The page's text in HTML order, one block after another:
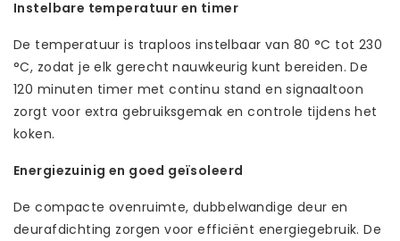
Instelbare temperatuur en timer
De temperatuur is traploos instelbaar van 80 °C tot 230
°C, zodat je elk gerecht nauwkeurig kunt bereiden. De
120 minuten timer met continu stand en signaaltoon
zorgt voor extra gebruiksgemak en controle tijdens het
koken.
Energiezuinig en goed geïsoleerd
De compacte ovenruimte, dubbelwandige deur en
deurafdichting zorgen voor efficiënt energiegebruik. De